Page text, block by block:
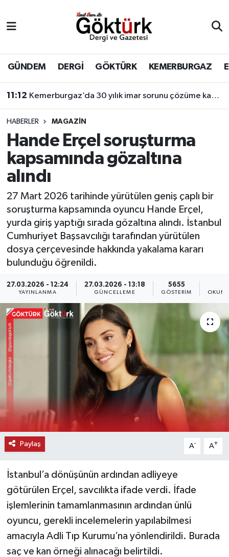
GÜNDEM DERGİ GÖKTÜRK KEMERBURGAZ
11:12 Kemerburgaz’da 30 yılık imar sorunu çözüme kavuşuyor
HABERLER MAGAZİN
Hande Erçel soruşturma
kapsamında gözaltına
alındı
27 Mart 2026 tarihinde yürütülen geniş çaplı bir
soruşturma kapsamında oyuncu Hande Erçel,
yurda giriş yaptığı sırada gözaltına alındı. İstanbul
Cumhuriyet Başsavcılığı tarafından yürütülen
dosya çerçevesinde hakkında yakalama kararı
bulunduğu öğrenildi.
27.03.2026 - 12:24
YAYINLANMA
27.03.2026 - 13:18
GÜNCELLEME
5655
GÖSTERIM
Paylaş A- A+
İstanbul’a dönüşünün ardından adliyeye
götürülen Erçel, savcılıkta ifade verdi. İfade
işlemlerinin tamamlanmasının ardından ünlü
oyuncu, gerekli incelemelerin yapılabilmesi
amacıyla Adli Tıp Kurumu’na yönlendirildi. Burada
saç ve kan örneği alınacağı belirtildi.
BİLİM
DERGİ
DÜNYA
EĞİTİM
EKONOMİ
GÖKTÜRK
GÜNDEM
KEMERBURGAZ
ÖZEL HABER
TEKNOLOJİ
Eyüpsultan Hava Durumu
Eyüpsultan Trafik Yoğunluk Haritası
Süper Lig Puan Durumu ve Fikstür
Tüm Manşetler
Son Dakika Haberleri
Haber Arşivi